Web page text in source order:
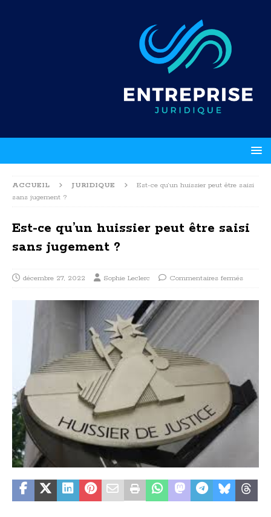
ACCUEIL JURIDIQUE
Est-ce qu’un huissier peut être saisi
sans jugement ?
Est-ce qu’un huissier peut être saisi
sans jugement ?
décembre 27, 2022 Sophie Leclerc Commentaires fermés